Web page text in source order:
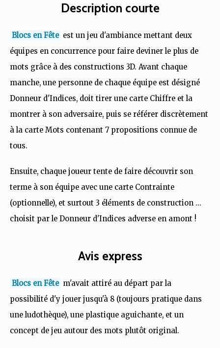
Description courte
Blocs en Fête est un jeu d'ambiance mettant deux
équipes en concurrence pour faire deviner le plus de
mots grâce à des constructions 3D. Avant chaque
manche, une personne de chaque équipe est désigné
Donneur d'Indices, doit tirer une carte Chiffre et la
montrer à son adversaire, puis se référer discrètement
à la carte Mots contenant 7 propositions connue de
tous.
Ensuite, chaque joueur tente de faire découvrir son
terme à son équipe avec une carte Contrainte
(optionnelle), et surtout 3 éléments de construction ...
choisit par le Donneur d'Indices adverse en amont !
Avis express
Blocs en Fête m'avait attiré au départ par la
possibilité d'y jouer jusqu'à 8 (toujours pratique dans
une ludothèque), une plastique aguichante, et un
concept de jeu autour des mots plutôt original.